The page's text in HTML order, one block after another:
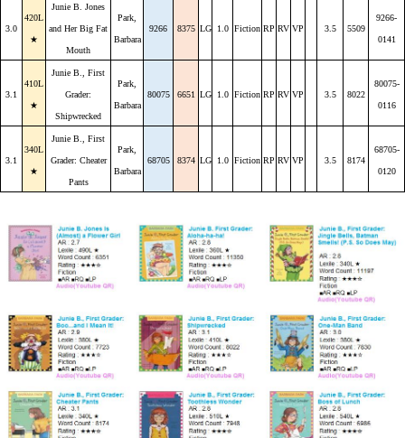
3.0
420L
★
Junie B. Jones
and Her Big Fat
Mouth
Park,
Barbara
9266 8375 LG 1.0 Fiction RP RV VP 3.5 5509
9266-
0141
3.1
410L
★
Junie B., First
Grader:
Shipwrecked
Park,
Barbara
80075 6651 LG 1.0 Fiction RP RV VP 3.5 8022
80075-
0116
3.1
340L
★
Junie B., First
Grader: Cheater
Pants
Park,
Barbara
68705 8374 LG 1.0 Fiction RP RV VP 3.5 8174
68705-
0120